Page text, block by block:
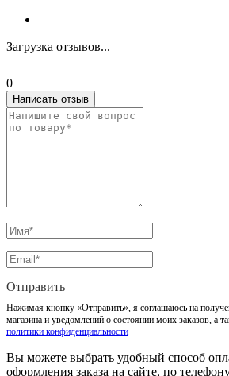
Загрузка отзывов...
0
Написать отзыв
Отправить
Нажимая кнопку «Отправить», я соглашаюсь на
магазина и уведомлений о состоянии моих заказов, а
политики конфиденциальности
Вы можете выбрать удобный способ
оформления заказа на сайте, по